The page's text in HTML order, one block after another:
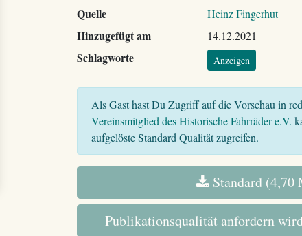
Quelle Heinz Fingerhut
Hinzugefügt am 14.12.2021
Schlagworte Anzeigen
Als Gast hast Du Zugriff auf die Vorschau in
Vereinsmitglied des Historische Fahrräder e.V.
aufgelöste Standard Qualität zugreifen.
Standard (4,70
Publikationsqualität anfordern